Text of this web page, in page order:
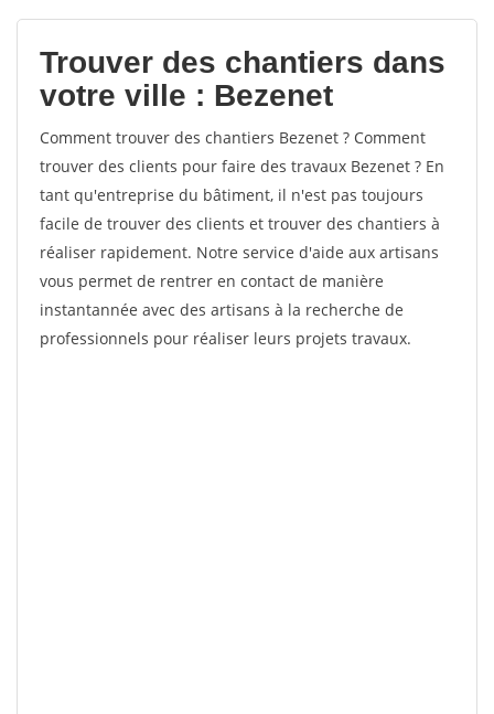
votes
Trouver des chantiers dans
votre ville : Bezenet
Comment trouver des chantiers Bezenet ? Comment
trouver des clients pour faire des travaux Bezenet ? En
tant qu'entreprise du bâtiment, il n'est pas toujours
facile de trouver des clients et trouver des chantiers à
réaliser rapidement. Notre service d'aide aux artisans
vous permet de rentrer en contact de manière
instantannée avec des artisans à la recherche de
professionnels pour réaliser leurs projets travaux.